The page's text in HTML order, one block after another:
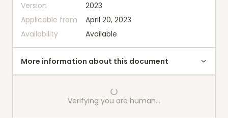
Version
2023
Applicable from
April 20, 2023
Availability
Available
More information about this document
Verifying you are human…